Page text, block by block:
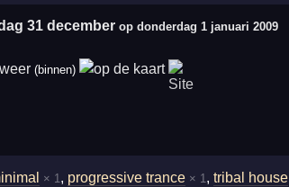
31 december op donderdag 1 januari 2009
(binnen)
× 1 , progressive trance × 1 , tribal house